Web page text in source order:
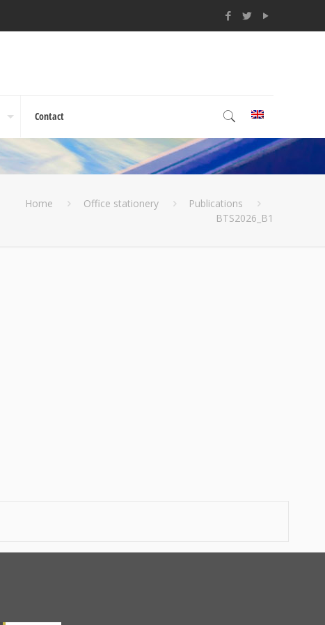
Contact
Home Office stationery
Publications
BTS2026_B1